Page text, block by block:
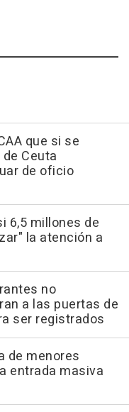
que si se
Ceuta
de oficio
6,5 millones de
la atención a
no
a las puertas de
ser registrados
de menores
entrada masiva